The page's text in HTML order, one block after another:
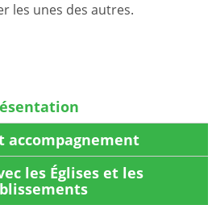
les unes des autres.
accompagnement
les Églises et les